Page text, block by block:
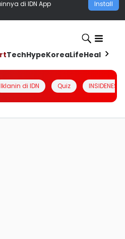
di IDN App Install
TechHypeKoreaLifeHealth
Iklanin di IDN Quiz INSIDENESIA